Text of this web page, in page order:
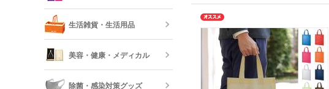
ラーズ、華やかなオーロラカラーの3タイ
プから好きな色を選べます。コンサートグ
ッズやアイドルのオリジナルグッズ等で、
うちわと持ち手両方にロゴを印刷すること
で、ひときわ目立つグッズとして人気で
展示会やイベント会場で目を惹くノベルテ
ィが作成できますよ。
短納期スマホ・タブレット
グッズ
反射板・リフレクター
傘
箸・カトラリー・スプーン
食器
生活雑貨・生活用品
フォトフレーム・ピクチャ
ーボード
美容・健康・メディカル
除菌・感染対策グッズ